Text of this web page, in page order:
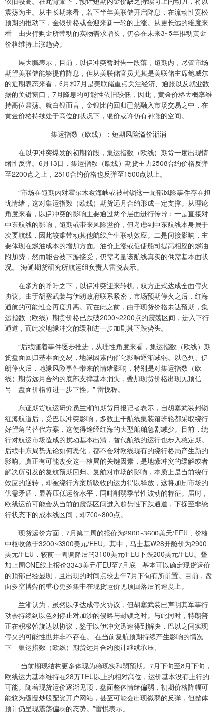
震荡为主。从中长期来看，若下半年美联储开启降息，在流动性宽松
预期的推动下，金银价格或会迎来新一轮的上涨。从更长远的维度来
看，由央行购金所带动的实物需求增长，仍会在未来3~5年推动黄金
价格维持上涨趋势。
展大鹏表示，目前，以伊冲突暂时告一段落，短期内，尽管市场
期望美联储能够提前降息，但从美联储官员尤其是美联储主席鲍威尔
的近期表态来看，6月和7月是美联储重点关注经济、通胀以及就业数
据的关键窗口，7月降息的可能性依旧较低，因此，黄金价格大概率维
持高位震荡。就白银而言，金银比的回归已然融入市场交易之中，在
黄金价格持续处于高位的状况下，银价或许仍有补涨的空间。
集运指数（欧线）：短期风险溢价渐消
在以伊冲突爆发的初期阶段，集运指数（欧线）期货一度出现情
绪性反弹。6月13日，集运指数（欧线）期货主力2508合约价格反弹
至2200点之上，2510合约价格也反弹至1500点以上。
“市场在短期内对霍尔木兹海峡或被封锁这一尾部风险事件存在担
忧情绪，这对集运指数（欧线）期货远月合约形成一定支撑。从理论
角度来看，以伊冲突的影响主要通过两个层面进行传导：一是直接对
中东航线的影响，短期或带来风险溢价，但考虑到中东航线本身属于
次要航线，因此较难带动其他航线产生联动效应。二是间接影响，主
要体现在燃油成本的增加方面。油价上涨或促使船司提高相应的燃油
附加费，然而能否被下游接受，仍需考量该航线真实的供需基本面状
况。”海通期货研究所航运组负责人雷悦表示。
在多方的呼吁之下，以伊冲突迎来转机，双方正式达成全面停火
协议。由于胡塞武装与伊朗政府联系紧密，市场预期停火之后，红海
通航的可能性会再度升高。而在此之前，由于现货价格未达预期，集
运指数（欧线）期货价格已跌破2000~2200点的震荡区间，进入下行
通道，而此次地缘冲突的缓和进一步加剧其下跌势头。
“后续随着事件逐步推进，从理性角度来看，集运指数（欧线）期
货盘面回归基本面交易，地缘因素的催化影响逐渐减弱。以色列、伊
朗停火后，地缘风险事件带来的情绪影响，特别是对集运指数（欧
线）期货远月合约的底部支撑基本消失，叠加现货价格出现见顶信
号，盘面价格将进一步下挫。” 雷悦称。
东证期货航运研究员兰淅向期货日报记者表示，自胡塞武装封锁
红海航道后，受巴以冲突影响，多数主干航线集装箱班轮都采取绕行
好望角的替代方案，这使得途经红海的大型船舶急剧减少。目前，绕
行对航运市场造成的扰动基本出清，替代航线的运行也步入稳定期。
后续中东局势无论如何恶化，都不会对欧线现有的绕行格局产生新的
影响。真正有可能改变这一格局的关键因素，是地缘冲突的缓解或者
解决所引发的复航预期回归。复航对市场的影响，本质上是当前绕行
效应的逆转，即被绕行方案所吸收的运力得以释放，这将加剧市场的
供需矛盾，显著压低运价水平，同时削弱季节性波动的特征。届时，
欧线运价可能会从当前的震荡区间进入趋势性下跌通道，下探至非绕
行状态下的成本线区间，即700~800点。
现货运价方面，7月第二周的报价为2900~3600美元/FEU，价格
中枢收敛于3200~3300美元/FEU。其中，马士基W28开舱价为2900
美元/FEU，较前一周调降后的3100美元/FEU下跌200美元/FEU。叠
加上周ONE线上报价3343美元/FEU至7月底，基本可以确定现货运价
的顶部已经显现，且出现的时间点较去年7月下旬有所前置。目前，盘
面多空博弈的重心更多集中在现货运价见顶回落后的速度上。
兰淅认为，虽然以伊达成停火协议，但胡塞武装已声明其军事行
动会持续到以色列停止对加沙的侵略与封锁之时。与此同时，特朗普
正在积极斡旋达以协议，鉴于以伊冲突迅速得到解决，巴以之间实现
停火的可能性也并非不存在。 在当前复航预期持续产生影响的情况
下，集运指数（欧线）期货远月合约预计继续承压。
“当前期现结构更多体现为稳现实和弱预期。7月下旬至8月下旬，
欧线运力基本维持在28万TEU以上的相对高位，运价基本没有上行的
可能。随着现货运价逐渐见顶，盘面整体情绪偏弱，初期价格降幅可
能较为缓慢炒股配资开户网站，甚至可能会出现微弱的反弹，但整体
预计仍呈现震荡偏弱的态势。”雷悦表示。